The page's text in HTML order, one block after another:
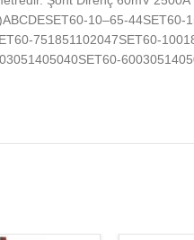
10–65-44SET60-
751851102047SET60-